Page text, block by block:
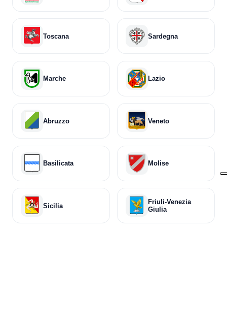
Toscana Sardegna
Marche Lazio
Abruzzo Veneto
Basilicata Molise
Sicilia
Friuli-Venezia
Giulia